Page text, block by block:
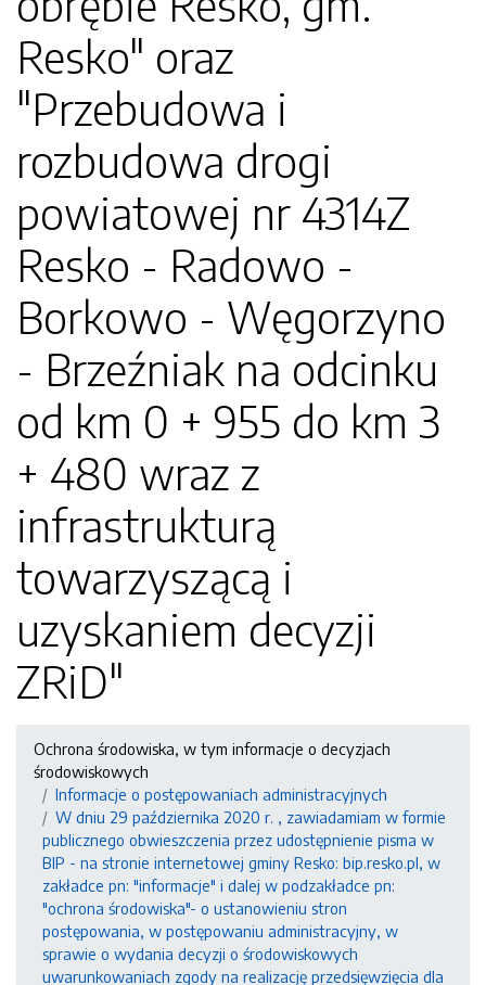
Resko" oraz
"Przebudowa i
rozbudowa drogi
powiatowej nr 4314Z
Resko - Radowo -
Borkowo - Węgorzyno
- Brzeźniak na odcinku
od km 0 + 955 do km 3
+ 480 wraz z
infrastrukturą
towarzyszącą i
uzyskaniem decyzji
ZRiD"
Ochrona środowiska, w tym informacje o decyzjach
środowiskowych
Informacje o postępowaniach administracyjnych
W dniu 29 października 2020 r. , zawiadamiam w formie
publicznego obwieszczenia przez udostępnienie pisma w
BIP - na stronie internetowej gminy Resko: bip.resko.pl, w
zakładce pn: "informacje" i dalej w podzakładce pn:
"ochrona środowiska"- o ustanowieniu stron
postępowania, w postępowaniu administracyjny, w
sprawie o wydania decyzji o środowiskowych
uwarunkowaniach zgody na realizację przedsięwzięcia dla